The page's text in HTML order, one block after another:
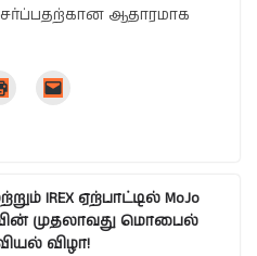
ஆதாரமாக
IREX ஏற்பாட்டில் MoJo
வின் முதலாவது மொபைல்
விழா!